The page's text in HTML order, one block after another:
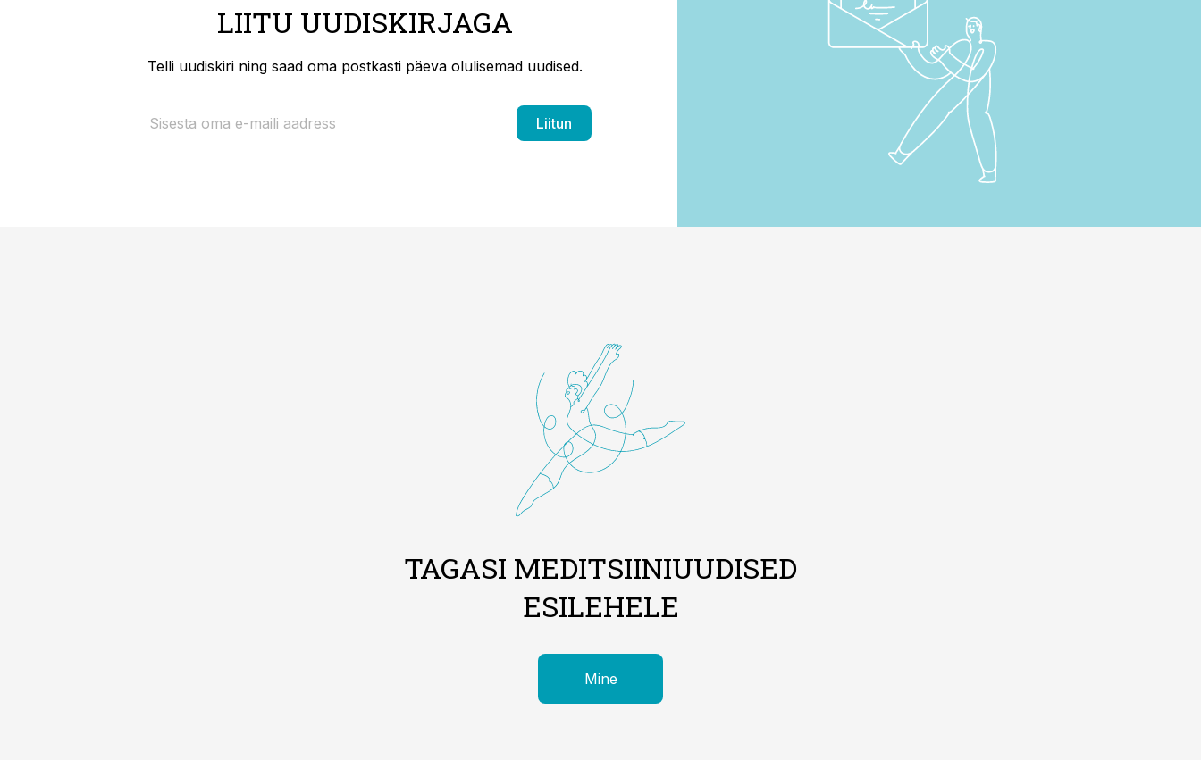
LIITU UUDISKIRJAGA
Telli uudiskiri ning saad oma postkasti päeva olulisemad uudised.
Liitun
TAGASI MEDITSIINIUUDISED
ESILEHELE
Mine